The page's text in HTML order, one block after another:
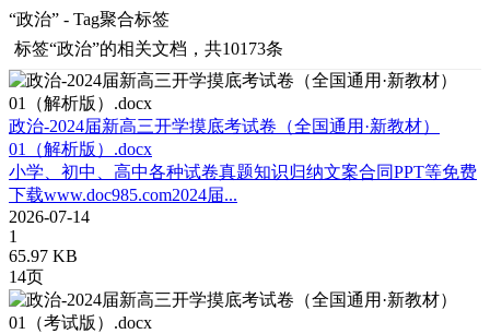
“政治” - Tag聚合标签
标签“政治”的相关文档，共10173条
政治-2024届新高三开学摸底考试卷（全国通用·新教材）
01（解析版）.docx
小学、初中、高中各种试卷真题知识归纳文案合同PPT等免费
下载www.doc985.com2024届...
2026-07-14
1
65.97 KB
14页